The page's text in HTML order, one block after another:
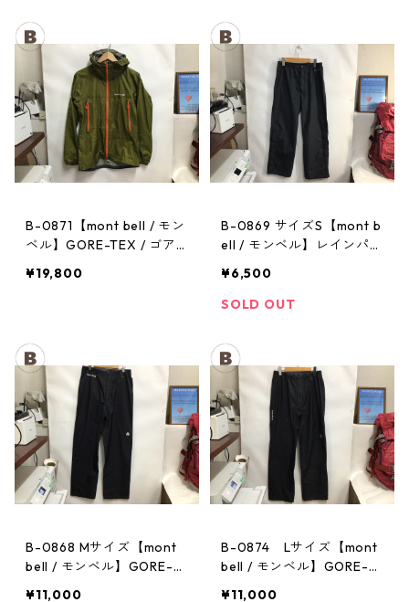
B-0871【mont bell / モン
ベル】GORE-TEX / ゴア
ト：ストームクルーザー
¥19,800
B-0869 サイズS【mont b
ell / モンベル】レインパン
ズ
¥6,500
SOLD OUT
B-0868 Mサイズ【mont
bell / モンベル】GORE-T
¥11,000
B-0874 Lサイズ【mont
bell / モンベル】GORE-T
¥11,000